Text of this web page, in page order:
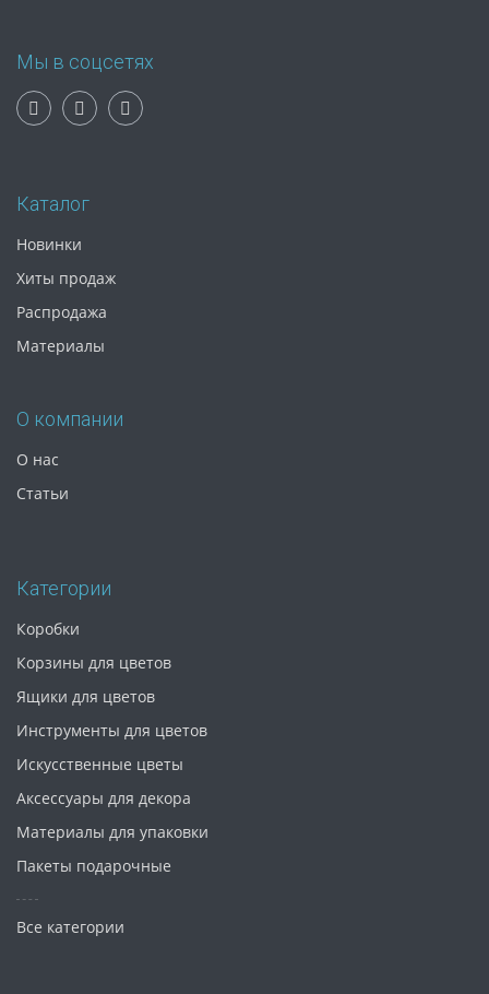
Мы в соцсетях
Каталог
Новинки
Хиты продаж
Распродажа
Материалы
О компании
О нас
Статьи
Категории
Коробки
Корзины для цветов
Ящики для цветов
Инструменты для цветов
Искусственные цветы
Аксессуары для декора
Материалы для упаковки
Пакеты подарочные
Все категории